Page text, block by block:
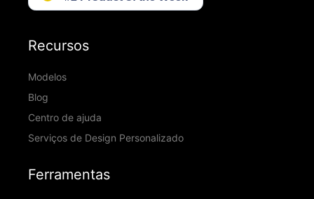
Recursos
Modelos
Blog
Centro de ajuda
Serviços de Design Personalizado
Ferramentas